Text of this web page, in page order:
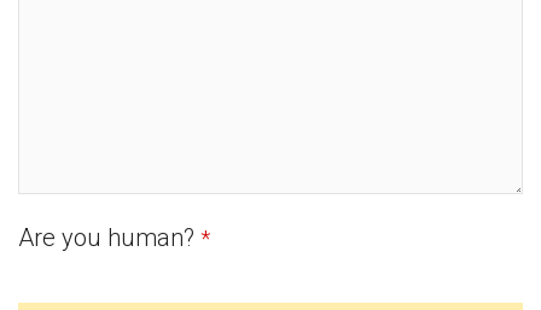
Are you human? *